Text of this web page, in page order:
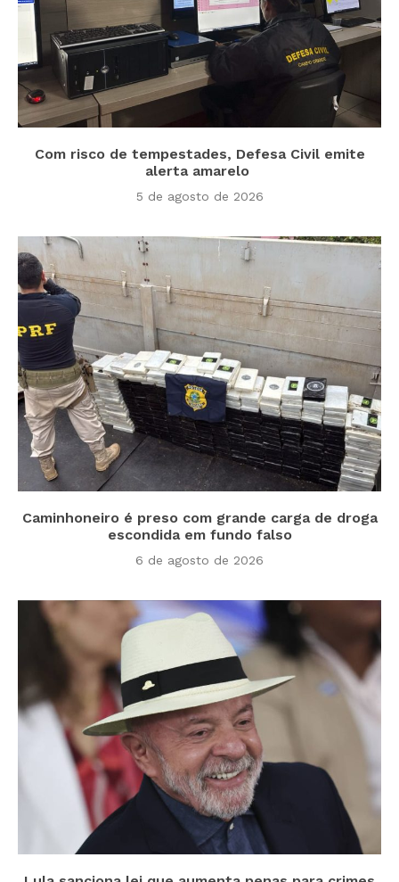
Com risco de tempestades, Defesa Civil emite
alerta amarelo
5 de agosto de 2026
Caminhoneiro é preso com grande carga de droga
escondida em fundo falso
6 de agosto de 2026